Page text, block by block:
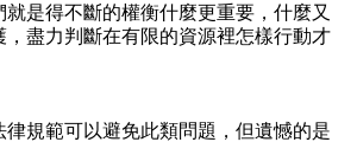
是得不斷的權衡什麼更重要，什麼又
，盡力判斷在有限的資源裡怎樣行動才
規範可以避免此類問題，但遺憾的是